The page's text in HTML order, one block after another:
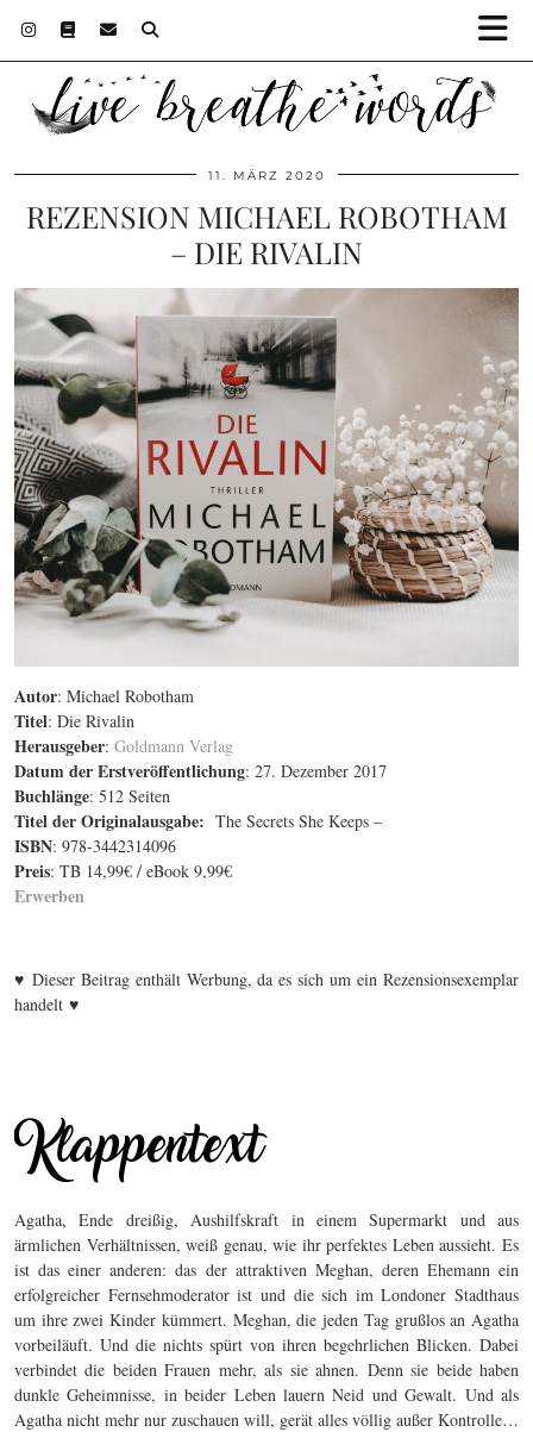
11. MÄRZ 2020
REZENSION MICHAEL ROBOTHAM
– DIE RIVALIN
Autor: Michael Robotham
Titel: Die Rivalin
Herausgeber: Goldmann Verlag
Datum der Erstveröffentlichung: 27. Dezember 2017
Buchlänge: 512 Seiten
Titel der Originalausgabe: The Secrets She Keeps –
ISBN: 978-3442314096
Preis: TB 14,99€ / eBook 9,99€
Erwerben
♥ Dieser Beitrag enthält Werbung, da es sich um ein Rezensionsexemplar
handelt ♥
Agatha, Ende dreißig, Aushilfskraft in einem Supermarkt und aus
ärmlichen Verhältnissen, weiß genau, wie ihr perfektes Leben aussieht. Es
ist das einer anderen: das der attraktiven Meghan, deren Ehemann ein
erfolgreicher Fernsehmoderator ist und die sich im Londoner Stadthaus
um ihre zwei Kinder kümmert. Meghan, die jeden Tag grußlos an Agatha
vorbeiläuft. Und die nichts spürt von ihren begehrlichen Blicken. Dabei
verbindet die beiden Frauen mehr, als sie ahnen. Denn sie beide haben
dunkle Geheimnisse, in beider Leben lauern Neid und Gewalt. Und als
Agatha nicht mehr nur zuschauen will, gerät alles völlig außer Kontrolle…